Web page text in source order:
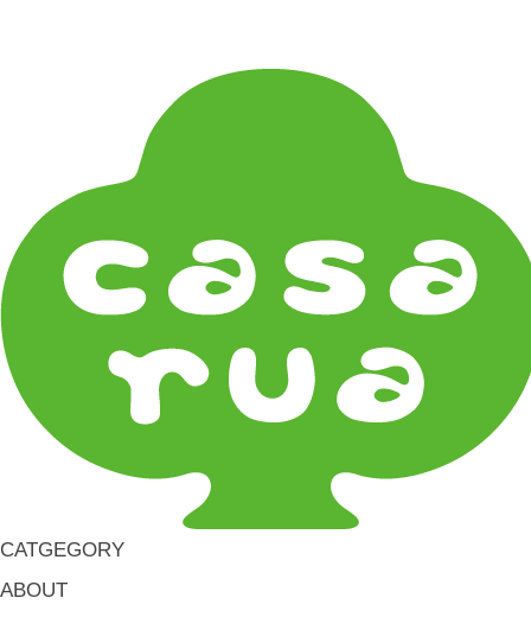
CATGEGORY
ABOUT
《輸入品》Imported goods
碗・椀・丼 Bowls
鉢・小鉢 Small Bowls
平皿 Flat Plates
中皿 Side Plates
大皿 Big Plate
マグ & カップ Mugs & Cups
箸置き Chopstick Rests